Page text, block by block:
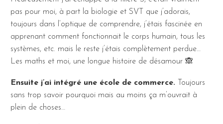
pas pour moi, à part la biologie et SVT que j’adorais,
toujours dans l’optique de comprendre, j’étais fascinée en
apprenant comment fonctionnait le corps humain, tous les
systèmes, etc. mais le reste j’étais complètement perdue…
Les maths et moi, une longue histoire de désamour 🙈
Ensuite j’ai intégré une école de commerce. Toujours
sans trop savoir pourquoi mais au moins ça m’ouvrait à
plein de choses…